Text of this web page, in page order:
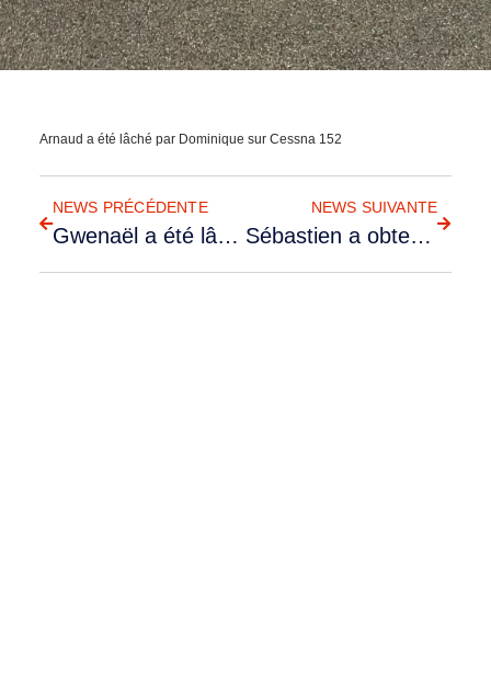
Arnaud a été lâché par Dominique sur Cessna 152
NEWS PRÉCÉDENTE
Gwenaël a été lâché
NEWS SUIVANTE
Sébastien a obtenu son PPL